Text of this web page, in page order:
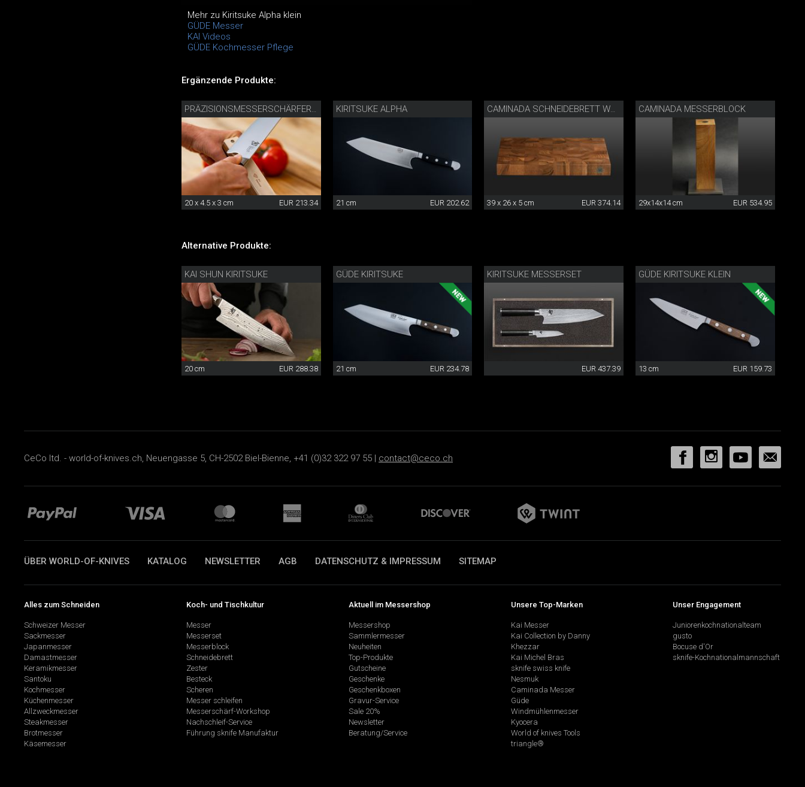
Mehr zu Kiritsuke Alpha klein
GÜDE Messer
KAI Videos
GÜDE Kochmesser Pflege
Ergänzende Produkte:
PRÄZISIONSMESSERSCHÄRFER MIT DIAMANTLEDER
20 x 4.5 x 3 cm EUR 213.34
KIRITSUKE ALPHA
21 cm EUR 202.62
CAMINADA SCHNEIDEBRETT WALNUSS
39 x 26 x 5 cm EUR 374.14
CAMINADA MESSERBLOCK
29x14x14 cm EUR 534.95
Alternative Produkte:
KAI SHUN KIRITSUKE
20 cm EUR 288.38
GÜDE KIRITSUKE
21 cm EUR 234.78
KIRITSUKE MESSERSET
EUR 437.39
GÜDE KIRITSUKE KLEIN
13 cm EUR 159.73
CeCo ltd. - world-of-knives.ch, Neuengasse 5, CH-2502 Biel-Bienne, +41 (0)32 322 97 55 | contact@ceco.ch
ÜBER WORLD-OF-KNIVES KATALOG NEWSLETTER AGB DATENSCHUTZ & IMPRESSUM SITEMAP
Alles zum Schneiden
Schweizer Messer
Sackmesser
Japanmesser
Damastmesser
Keramikmesser
Santoku
Kochmesser
Küchenmesser
Allzweckmesser
Steakmesser
Brotmesser
Käsemesser
Koch- und Tischkultur
Messer
Messerset
Messerblock
Schneidebrett
Zester
Besteck
Scheren
Messer schleifen
Messerschärf-Workshop
Nachschleif-Service
Führung sknife Manufaktur
Aktuell im Messershop
Messershop
Sammlermesser
Neuheiten
Top-Produkte
Gutscheine
Geschenke
Geschenkboxen
Gravur-Service
Sale 20%
Newsletter
Beratung/Service
Unsere Top-Marken
Kai Messer
Kai Collection by Danny
Khezzar
Kai Michel Bras
sknife swiss knife
Nesmuk
Caminada Messer
Güde
Windmühlenmesser
Kyocera
World of knives Tools
triangle®
Unser Engagement
Juniorenkochnationalteam
gusto
Bocuse d'Or
sknife-Kochnationalmannschaft